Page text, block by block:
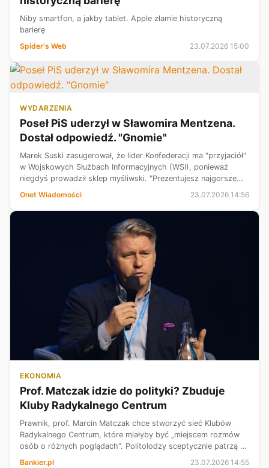
Niby smartfon, a jakby tablet. Apple złamie historyczną
barierę
Spider's Web
23.07.2026 15:00
WYDARZENIA
Poseł PiS uderzył w Sławomira Mentzena.
Dostał odpowiedź. "Gnomie"
Marek Suski zasugerował, że lider Konfederacji ma "przyjaciół"
w Wojskowych Służbach Informacyjnych (WSI), ponieważ
niegdyś prowadził sklep myśliwski. "Prezentujesz najgorsze
możliwe PiS-owskie podejście do przedsiębiorców" —
Onet Wiadomości 23.07.2026 14:56
EKONOMIA
Prof. Matczak idzie do polityki? Zbuduje
Kluby Radykalnego Centrum
Prawnik, prof. Marcin Matczak chce stworzyć sieć Klubów
Radykalnego Centrum, które miałyby być „miejscem rozmów
osób o różnych poglądach”. Politolodzy sceptycznie patrzą na
Bankier.pl 23.07.2026 14:55